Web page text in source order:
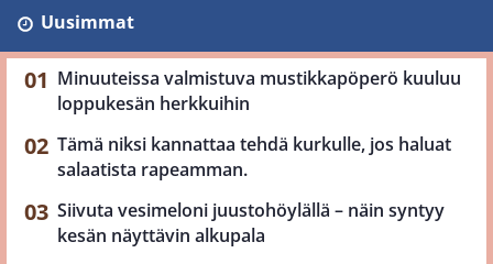
Uusimmat
Minuuteissa valmistuva mustikkapöperö kuuluu
loppukesän herkkuihin
Tämä niksi kannattaa tehdä kurkulle, jos haluat
salaatista rapeamman.
Siivuta vesimeloni juustohöylällä – näin syntyy
kesän näyttävin alkupala